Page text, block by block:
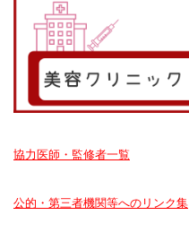
協力医師・監修者一覧
公的・第三者機関等へのリンク集